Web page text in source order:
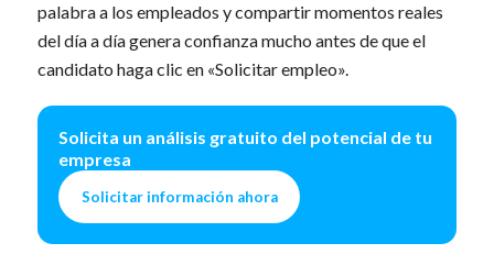
palabra a los empleados y compartir momentos reales
del día a día genera confianza mucho antes de que el
candidato haga clic en «Solicitar empleo».
Solicita un análisis gratuito del potencial de tu
empresa
Solicitar información ahora